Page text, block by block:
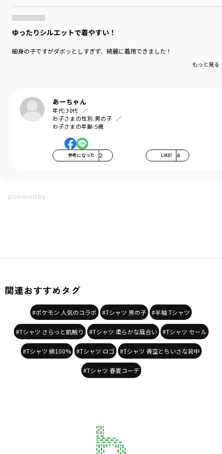
ゆったりシルエットで着やすい！
細身の子ですがダボッとしすぎず、綺麗に着用できました！
もっと見
あーちゃん
年代:30代
お子さまの性別:男の子
お子さまの年齢:5歳
参考になった 2 LIKE! 4
関連おすすめタグ
#ポケモン 人気のコラボ #Tシャツ 男の子 #半袖 Tシャツ
#Tシャツ さらっと肌触り #Tシャツ 柔らかな風合い #Tシャツ セール
#Tシャツ 綿100% #Tシャツ ロゴ #Tシャツ 青空とちいさな背中
#Tシャツ 春夏コーデ